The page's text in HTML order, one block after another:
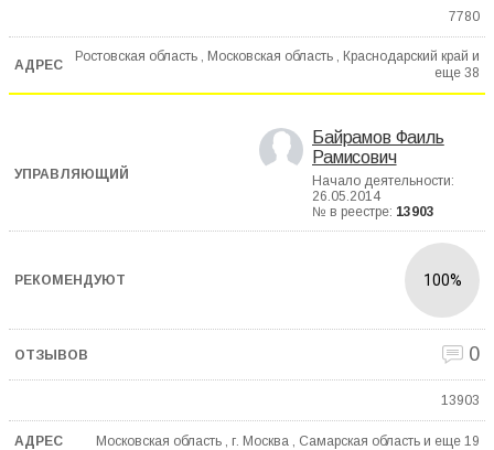
7780
Ростовская область , Московская область , Краснодарский край и
еще 38
Байрамов Фаиль
Рамисович
Начало деятельности:
26.05.2014
№ в реестре: 13903
100%
0
13903
Московская область , г. Москва , Самарская область и еще 19